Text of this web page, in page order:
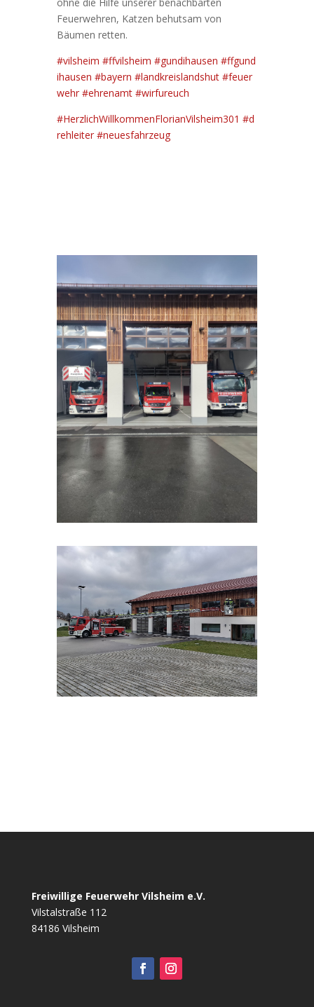
Feuerwehren, Katzen behutsam von
Bäumen retten.
#vilsheim #ffvilsheim #gundihausen #ffgund
ihausen #bayern #landkreislandshut #feuer
wehr #ehrenamt #wirfureuch
#HerzlichWillkommenFlorianVilsheim301 #d
rehleiter #neuesfahrzeug
Freiwillige Feuerwehr Vilsheim e.V.
Vilstalstraße 112
84186 Vilsheim